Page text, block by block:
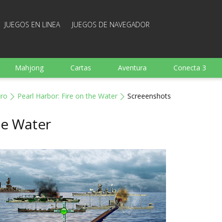
JUEGOS EN LINEA JUEGOS DE NAVEGADOR
Mahjong Cartas Aventura Conecta 3
Pearl Harbor: Fire on the Water Screeenshots
Water